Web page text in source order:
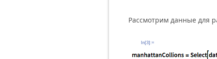
Рассмотрим данные для
In[3]:=